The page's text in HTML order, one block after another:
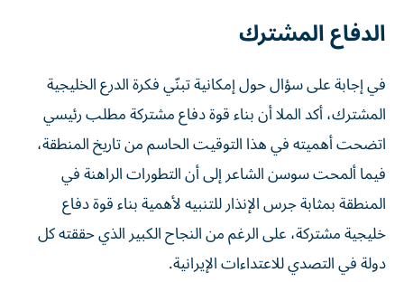
الدفاع المشترك
في إجابة على سؤال حول إمكانية تبنّي فكرة الدرع الخليجية
المشترك، أكد الملا أن بناء قوة دفاع مشتركة مطلب رئيسي
اتضحت أهميته في هذا التوقيت الحاسم من تاريخ المنطقة،
فيما ألمحت سوسن الشاعر إلى أن التطورات الراهنة في
المنطقة بمثابة جرس الإنذار للتنبيه لأهمية بناء قوة دفاع
خليجية مشتركة، على الرغم من النجاح الكبير الذي حققته كل
دولة في التصدي للاعتداءات الإيرانية.